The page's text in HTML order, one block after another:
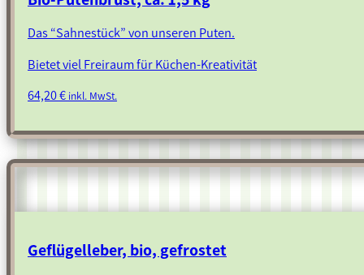
Das “Sahnestück” von unseren Puten.
Bietet viel Freiraum für Küchen-Kreativität
64,20€ inkl. MwSt.
Geflügelleber, bio, gefrostet